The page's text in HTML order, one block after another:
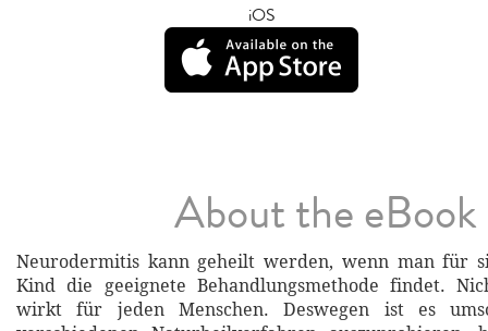
iOS
About the eBook
Neurodermitis kann geheilt werden, wenn man für
Kind die geeignete Behandlungsmethode findet.
wirkt für jeden Menschen. Deswegen ist es